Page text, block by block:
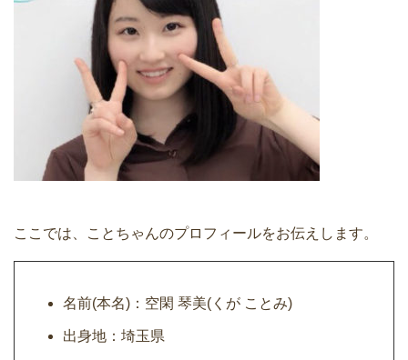
ここでは、ことちゃんのプロフィールをお伝えします。
名前(本名)：空閑 琴美(くが ことみ)
出身地：埼玉県